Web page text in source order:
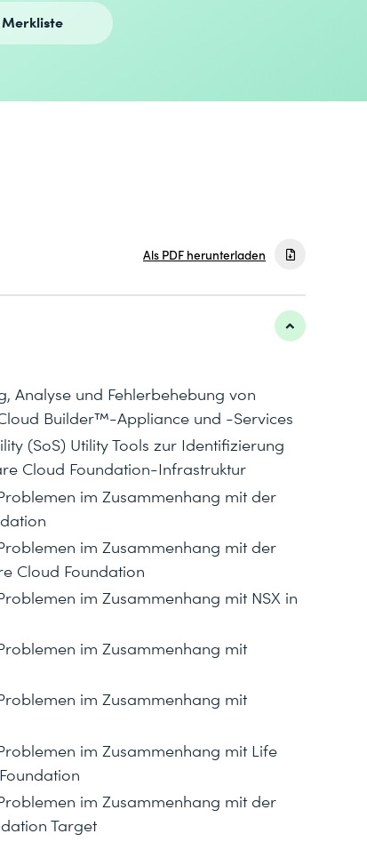
Als PDF herunterladen
Analyse und Fehlerbehebung von
Builder™-Appliance und -Services
(SoS) Utility Tools zur Identifizierung
Cloud Foundation-Infrastruktur
im Zusammenhang mit der
im Zusammenhang mit der
Cloud Foundation
im Zusammenhang mit NSX in
im Zusammenhang mit
im Zusammenhang mit
im Zusammenhang mit Life
im Zusammenhang mit der
Target